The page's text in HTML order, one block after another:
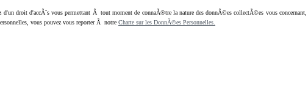
droit d'accÃ¨s vous permettant Ã tout moment de connaÃ®tre la nature des donnÃ©es collectÃ©es vous
vous pouvez vous reporter Ã notre Charte sur les DonnÃ©es Personnelles.